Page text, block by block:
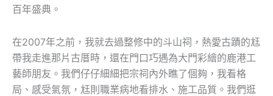
百年盛典。
在2007年之前，我就去過整修中的斗山祠，熱愛古蹟的尪
帶我走進那片古厝時，還在門口巧遇為大門彩繪的鹿港工
藝師朋友。我們仔仔細細把宗祠內外瞧了個夠，我看格
局、感受氣氛，尪則職業病地看排水、施工品質。我們逛